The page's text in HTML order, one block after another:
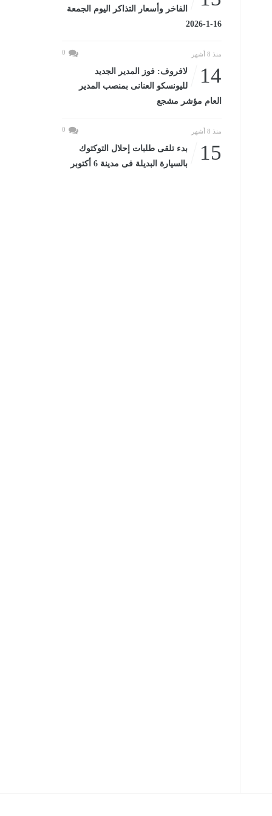
الفاخر وأسعار التذاكر اليوم الجمعة
16-1-2026
منذ 8 أشهر 0
14
لافروف: فوز المدير الجديد
لليونسكو العنانى بمنصب المدير
العام مؤشر مشجع
منذ 8 أشهر 0
15
بدء تلقى طلبات إحلال التوكتوك
بالسيارة البديلة فى مدينة 6 أكتوبر